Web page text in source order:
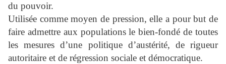
du pouvoir.
Utilisée comme moyen de pression, elle a pour but de
faire admettre aux populations le bien-fondé de toutes
les mesures d’une politique d’austérité, de rigueur
autoritaire et de régression sociale et démocratique.